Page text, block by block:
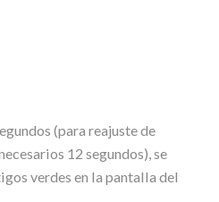
(para reajuste de
12 segundos), se
verdes en la pantalla del